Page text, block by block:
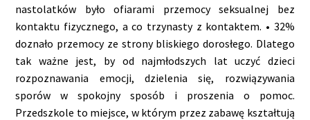
nastolatków było ofiarami przemocy seksualnej bez
kontaktu fizycznego, a co trzynasty z kontaktem. • 32%
doznało przemocy ze strony bliskiego dorosłego. Dlatego
tak ważne jest, by od najmłodszych lat uczyć dzieci
rozpoznawania emocji, dzielenia się, rozwiązywania
sporów w spokojny sposób i proszenia o pomoc.
Przedszkole to miejsce, w którym przez zabawę kształtują